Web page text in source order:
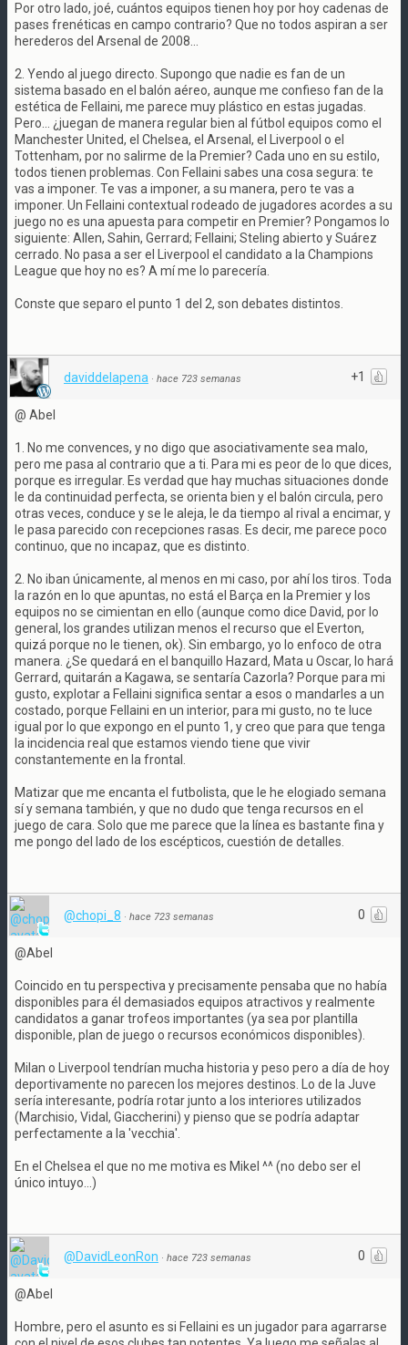
Por otro lado, joé, cuántos equipos tienen hoy por hoy cadenas de
pases frenéticas en campo contrario? Que no todos aspiran a ser
herederos del Arsenal de 2008...
2. Yendo al juego directo. Supongo que nadie es fan de un
sistema basado en el balón aéreo, aunque me confieso fan de la
estética de Fellaini, me parece muy plástico en estas jugadas.
Pero... ¿juegan de manera regular bien al fútbol equipos como el
Manchester United, el Chelsea, el Arsenal, el Liverpool o el
Tottenham, por no salirme de la Premier? Cada uno en su estilo,
todos tienen problemas. Con Fellaini sabes una cosa segura: te
vas a imponer. Te vas a imponer, a su manera, pero te vas a
imponer. Un Fellaini contextual rodeado de jugadores acordes a su
juego no es una apuesta para competir en Premier? Pongamos lo
siguiente: Allen, Sahin, Gerrard; Fellaini; Steling abierto y Suárez
cerrado. No pasa a ser el Liverpool el candidato a la Champions
League que hoy no es? A mí me lo parecería.
Conste que separo el punto 1 del 2, son debates distintos.
+1
daviddelapena · hace 723 semanas
@ Abel
1. No me convences, y no digo que asociativamente sea malo,
pero me pasa al contrario que a ti. Para mi es peor de lo que dices,
porque es irregular. Es verdad que hay muchas situaciones donde
le da continuidad perfecta, se orienta bien y el balón circula, pero
otras veces, conduce y se le aleja, le da tiempo al rival a encimar, y
le pasa parecido con recepciones rasas. Es decir, me parece poco
continuo, que no incapaz, que es distinto.
2. No iban únicamente, al menos en mi caso, por ahí los tiros. Toda
la razón en lo que apuntas, no está el Barça en la Premier y los
equipos no se cimientan en ello (aunque como dice David, por lo
general, los grandes utilizan menos el recurso que el Everton,
quizá porque no le tienen, ok). Sin embargo, yo lo enfoco de otra
manera. ¿Se quedará en el banquillo Hazard, Mata u Oscar, lo hará
Gerrard, quitarán a Kagawa, se sentaría Cazorla? Porque para mi
gusto, explotar a Fellaini significa sentar a esos o mandarles a un
costado, porque Fellaini en un interior, para mi gusto, no te luce
igual por lo que expongo en el punto 1, y creo que para que tenga
la incidencia real que estamos viendo tiene que vivir
constantemente en la frontal.
Matizar que me encanta el futbolista, que le he elogiado semana
sí y semana también, y que no dudo que tenga recursos en el
juego de cara. Solo que me parece que la línea es bastante fina y
me pongo del lado de los escépticos, cuestión de detalles.
0
@chopi_8 · hace 723 semanas
@Abel
Coincido en tu perspectiva y precisamente pensaba que no había
disponibles para él demasiados equipos atractivos y realmente
candidatos a ganar trofeos importantes (ya sea por plantilla
disponible, plan de juego o recursos económicos disponibles).
Milan o Liverpool tendrían mucha historia y peso pero a día de hoy
deportivamente no parecen los mejores destinos. Lo de la Juve
sería interesante, podría rotar junto a los interiores utilizados
(Marchisio, Vidal, Giaccherini) y pienso que se podría adaptar
perfectamente a la 'vecchia'.
En el Chelsea el que no me motiva es Mikel ^^ (no debo ser el
único intuyo...)
0
@DavidLeonRon · hace 723 semanas
@Abel
Hombre, pero el asunto es si Fellaini es un jugador para agarrarse